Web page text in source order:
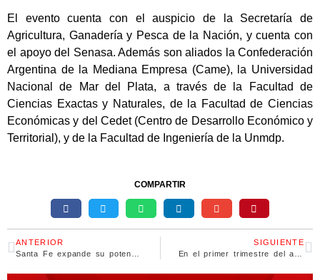
El evento cuenta con el auspicio de la Secretaría de
Agricultura, Ganadería y Pesca de la Nación, y cuenta con
el apoyo del Senasa. Además son aliados la Confederación
Argentina de la Mediana Empresa (Came), la Universidad
Nacional de Mar del Plata, a través de la Facultad de
Ciencias Exactas y Naturales, de la Facultad de Ciencias
Económicas y del Cedet (Centro de Desarrollo Económico y
Territorial), y de la Facultad de Ingeniería de la Unmdp.
COMPARTIR
ANTERIOR
Santa Fe expande su potencial orientado a la industria energética
SIGUIENTE
En el primer trimestre del año Santa Fe fue la segunda provincia con más donantes de órganos